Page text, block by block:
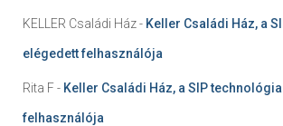
KELLER Családi Ház- Keller Családi Ház, a
elégedett felhasználója
Rita F- Keller Családi Ház, a SIP
felhasználója